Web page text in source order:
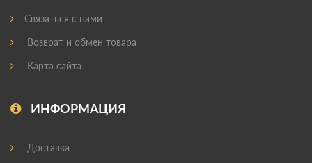
Связаться с нами
Возврат и обмен товара
Карта сайта
ИНФОРМАЦИЯ
Доставка